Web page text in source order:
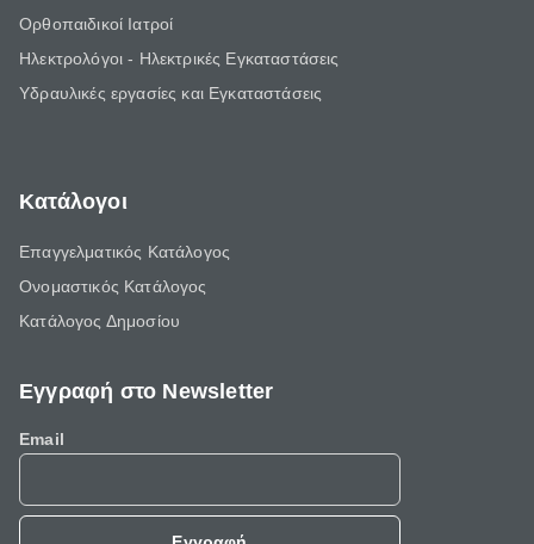
Ορθοπαιδικοί Ιατροί
Ηλεκτρολόγοι - Ηλεκτρικές Εγκαταστάσεις
Υδραυλικές εργασίες και Εγκαταστάσεις
Κατάλογοι
Επαγγελματικός Κατάλογος
Ονομαστικός Κατάλογος
Κατάλογος Δημοσίου
Εγγραφή στο Newsletter
Email